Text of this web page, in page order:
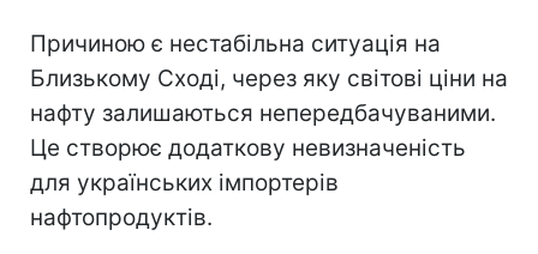
Причиною є нестабільна ситуація на
Близькому Сході, через яку світові ціни на
нафту залишаються непередбачуваними.
Це створює додаткову невизначеність
для українських імпортерів
нафтопродуктів.